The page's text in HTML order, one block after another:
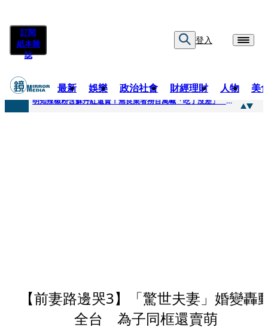
訂閱
紙本雜
誌
登入
最新 娛樂 政治社會 財經理財 人物 美
快訊
明知辣椒粉含蘇丹紅還賣！無良業者撈百萬喊「吃了沒差」 法官打臉判6月不准緩刑
【前妻路邊哭3】「驚世夫妻」婚變轟
全台 為子同框還賣萌